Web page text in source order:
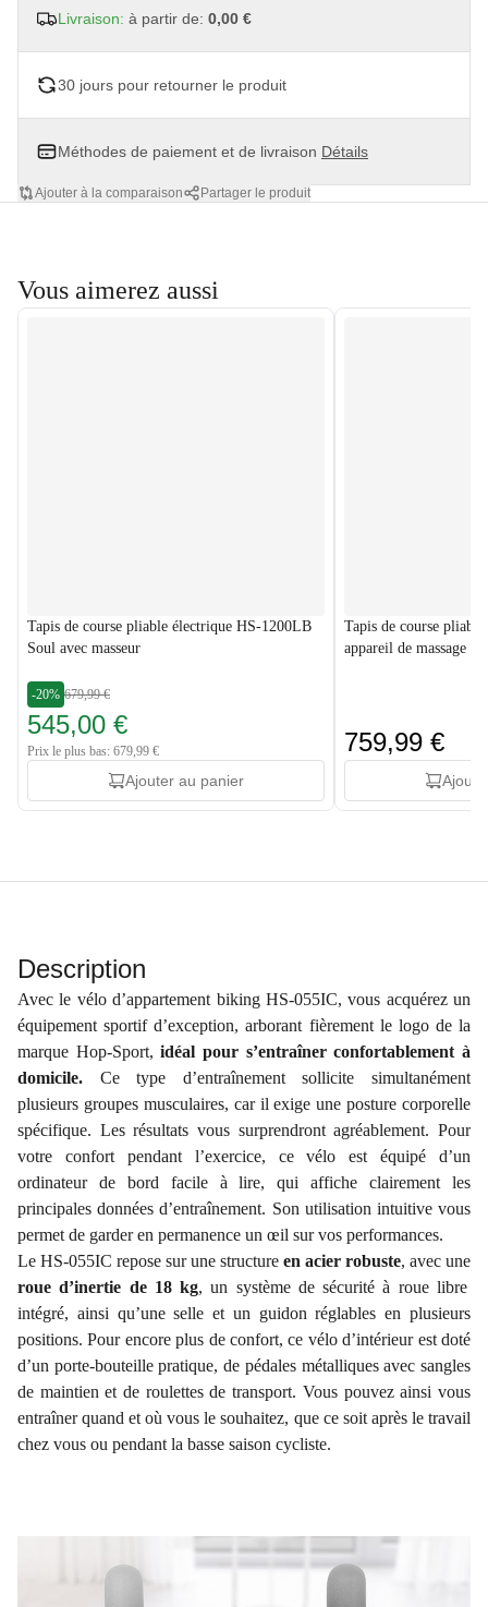
Livraison: à partir de: 0,00 €
30 jours pour retourner le produit
Méthodes de paiement et de livraison Détails
Ajouter à la comparaison Partager le produit
Vous aimerez aussi
Tapis de course pliable électrique HS-1200LB
Soul avec masseur
-20% 679,99 €
545,00 €
Prix le plus bas: 679,99 €
Ajouter au panier
Tapis de course
appareil de massage
759,99 €
Description
Avec le vélo d’appartement biking HS-055IC, vous acquérez un
équipement sportif d’exception, arborant fièrement le logo de la
marque Hop-Sport,idéal pour s’entraîner confortablement à
domicile. Ce type d’entraînement sollicite simultanément
plusieurs groupes musculaires, car il exige une posture corporelle
spécifique. Les résultats vous surprendront agréablement. Pour
votre confort pendant l’exercice, ce vélo est équipé d’un
ordinateur de bord facile à lire, qui affiche clairement les
principales données d’entraînement. Son utilisation intuitive vous
permet de garder en permanence un œil sur vos performances.
Le HS-055IC repose sur une structure en acier robuste, avec une
roue d’inertie de 18 kg, un système de sécurité à roue libre
intégré, ainsi qu’une selle et un guidon réglables en plusieurs
positions. Pour encore plus de confort, ce vélo d’intérieur est doté
d’un porte-bouteille pratique, de pédales métalliques avec sangles
de maintien et de roulettes de transport. Vous pouvez ainsi vous
entraîner quand et où vous le souhaitez, que ce soit après le travail
chez vous ou pendant la basse saison cycliste.